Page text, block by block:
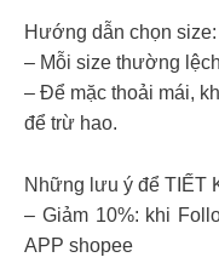
Hướng dẫn chọn size:
– Mỗi size thường
– Để mặc thoải mái,
để trừ hao.
Những lưu ý để TIẾT
– Giảm 10%: khi
APP shopee